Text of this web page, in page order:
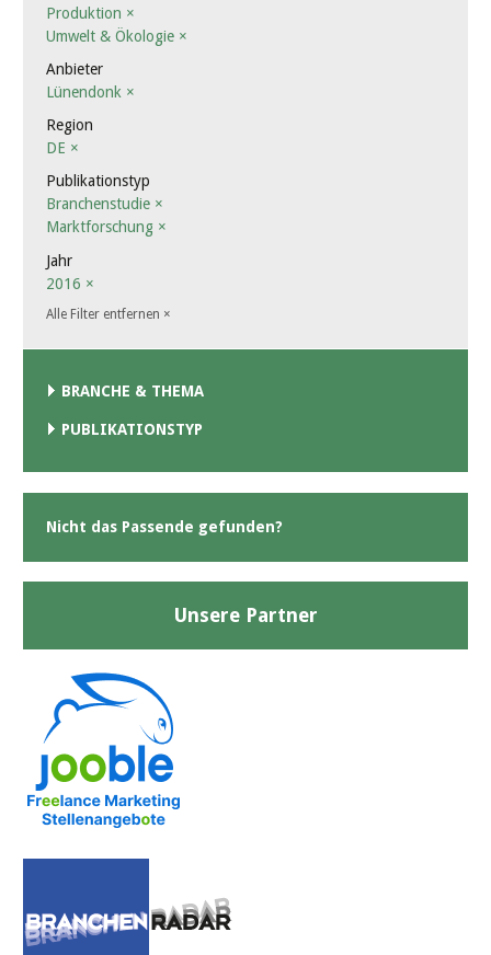
Produktion ×
Umwelt & Ökologie ×
Anbieter
Lünendonk ×
Region
DE ×
Publikationstyp
Branchenstudie ×
Marktforschung ×
Jahr
2016 ×
Alle Filter entfernen ×
BRANCHE & THEMA
PUBLIKATIONSTYP
Nicht das Passende gefunden?
Unsere Partner